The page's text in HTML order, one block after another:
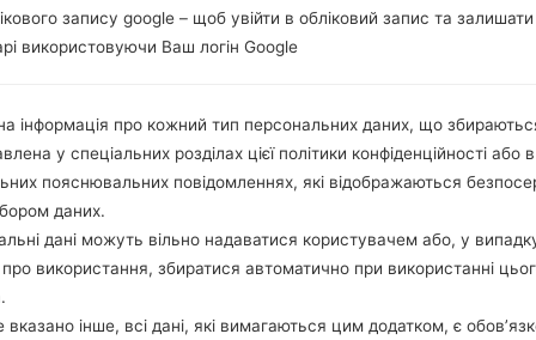
запису google – щоб увійти в обліковий запис та залишати
використовуючи Ваш логін Google
інформація про кожний тип персональних даних, що
у спеціальних розділах цієї політики конфіденційності або в
пояснювальних повідомленнях, які відображаються
даних.
дані можуть вільно надаватися користувачем або, у
використання, збиратися автоматично при використанні
інше, всі дані, які вимагаються цим додатком, є